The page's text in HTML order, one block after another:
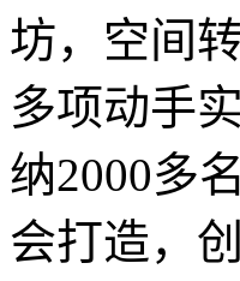
坊，空间
多项动手
纳2000多
会打造，